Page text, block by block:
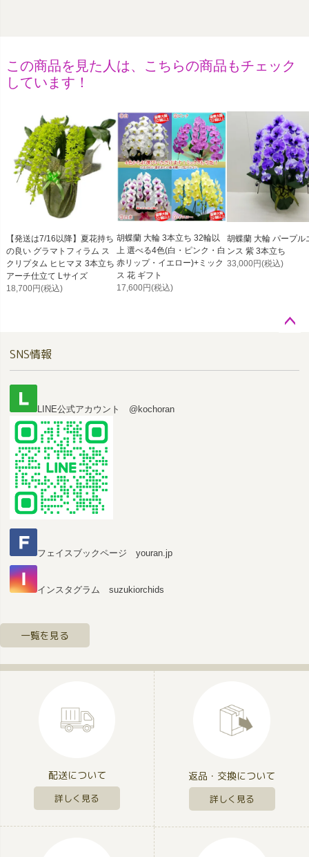
この商品を見た人は、こちらの商品もチェック
しています！
【発送は7/16以降】夏花持ち
の良い グラマトフィラム ス
クリプタム ヒヒマヌ 3本立ち
アーチ仕立て Lサイズ
18,700円(税込)
胡蝶蘭 大輪 3本立ち 32輪以
上 選べる4色(白・ピンク・白
赤リップ・イエロー)+ミック
ス 花 ギフト
17,600円(税込)
胡蝶蘭 大輪 パープル
ンス 紫 3本立ち
33,000円(税込)
ップ
SNS情報
LINE公式アカウント @kochoran
フェイスブックページ youran.jp
インスタグラム suzukiorchids
一覧を見る
配送について
詳しく見る
返品・交換について
詳しく見る